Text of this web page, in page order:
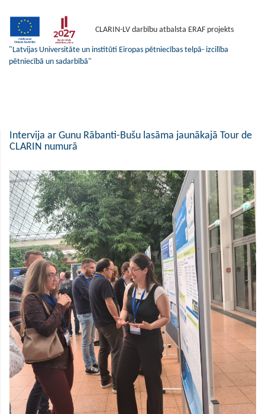
CLARIN-LV darbību atbalsta ERAF projekts
"Latvijas Universitāte un institūti Eiropas pētniecības telpā- izcilība
pētniecībā un sadarbībā"
Intervija ar Gunu Rābanti-Bušu lasāma jaunākajā Tour de
CLARIN numurā